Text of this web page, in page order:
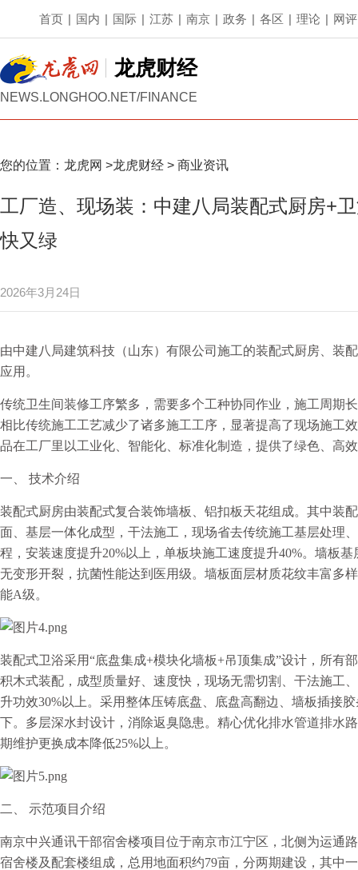
首页 | 国内 | 国际 | 江苏 | 南京 | 政务 | 各区 | 理论 | 网评
龙虎财经
NEWS.LONGHOO.NET/FINANCE
您的位置： 龙虎网 >龙虎财经 > 商业资讯
工厂造、现场装：中建八局装配式厨房+
快又绿
2026年3月24日
由中建八局建筑科技（山东）有限公司施工的装配式厨房、装
应用。
传统卫生间装修工序繁多，需要多个工种协同作业，施工周期
相比传统施工工艺减少了诸多施工工序，显著提高了现场施工
品在工厂里以工业化、智能化、标准化制造，提供了绿色、高
一、 技术介绍
装配式厨房由装配式复合装饰墙板、铝扣板天花组成。其中装
面、基层一体化成型，干法施工，现场省去传统施工基层处理
程，安装速度提升20%以上，单板块施工速度提升40%。墙板
无变形开裂，抗菌性能达到医用级。墙板面层材质花纹丰富多
能A级。
装配式卫浴采用“底盘集成+模块化墙板+吊顶集成”设计，所有
积木式装配，成型质量好、速度快，现场无需切割、干法施工
升功效30%以上。采用整体压铸底盘、底盘高翻边、墙板插接
下。多层深水封设计，消除返臭隐患。精心优化排水管道排水
期维护更换成本降低25%以上。
二、 示范项目介绍
南京中兴通讯干部宿舍楼项目位于南京市江宁区，北侧为运通
宿舍楼及配套楼组成，总用地面积约79亩，分两期建设，其中